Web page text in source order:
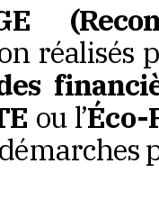
réalisés
ou l’Éco-